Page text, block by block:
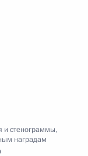
и стенограммы,
наградам